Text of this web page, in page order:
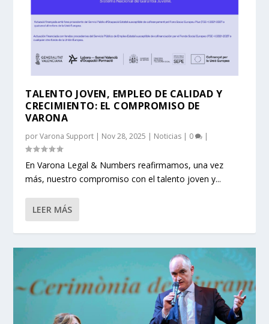
TALENTO JOVEN, EMPLEO DE CALIDAD Y
CRECIMIENTO: EL COMPROMISO DE
VARONA
porVarona Support | Nov 28, 2025 | Noticias | 0 |
En Varona Legal & Numbers reafirmamos, una vez
más, nuestro compromiso con el talento joven y...
LEER MÁS